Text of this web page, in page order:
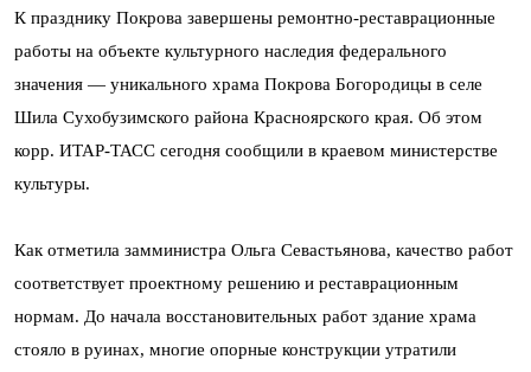
К празднику Покрова завершены ремонтно-реставрационные
работы на объекте культурного наследия федерального
значения — уникального храма Покрова Богородицы в селе
Шила Сухобузимского района Красноярского края. Об этом
корр. ИТАР-ТАСС сегодня сообщили в краевом министерстве
культуры.
Как отметила замминистра Ольга Севастьянова, качество работ
соответствует проектному решению и реставрационным
нормам. До начала восстановительных работ здание храма
стояло в руинах, многие опорные конструкции утратили